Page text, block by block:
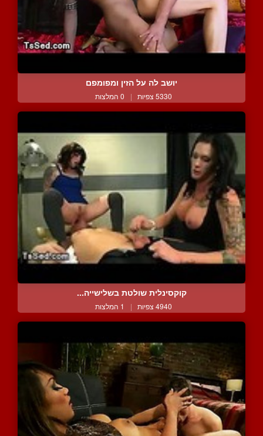
יושב לה על הזין ומפומפם
5330 צפיות | 0 המלצות
קוקסינלית שולטת בשלישייה...
4940 צפיות | 1 המלצות